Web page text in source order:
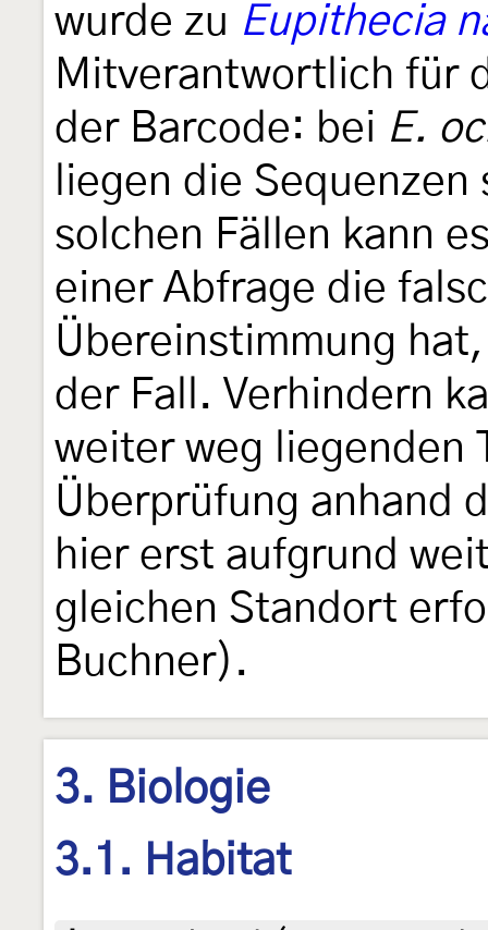
wurde zu Eupithecia
Mitverantwortlich für
der Barcode: bei E.
liegen die
solchen Fällen kann
einer Abfrage die
Übereinstimmung
der Fall. Verhindern
weiter weg liegenden
Überprüfung anhand
hier erst aufgrund
gleichen Standort
Buchner).
3. Biologie
3.1. Habitat